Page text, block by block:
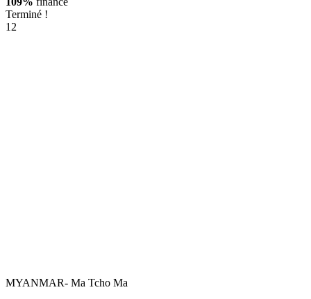
Terminé !
12
MYANMAR- Ma Tcho Ma